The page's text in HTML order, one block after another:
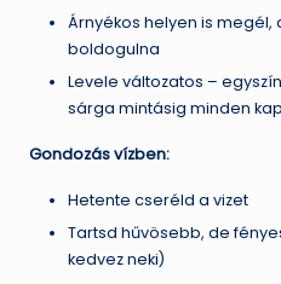
Árnyékos helyen is megél,
boldogulna
Levele változatos –
sárga mintásig minden
Gondozás vízben:
Hetente cseréld a vizet
Tartsd hűvösebb, de
kedvez neki)